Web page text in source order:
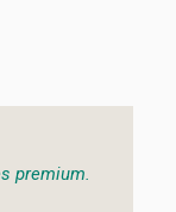
premium.